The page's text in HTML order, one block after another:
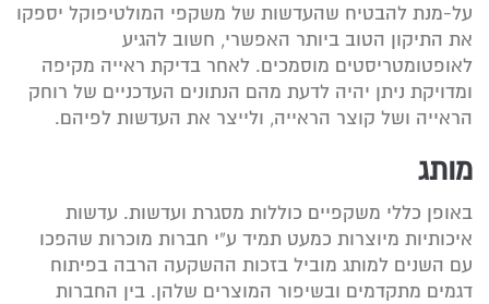
על-מנת להבטיח שהעדשות של משקפי המולטיפוקל יספקו
את התיקון הטוב ביותר האפשרי, חשוב להגיע
לאופטומטריסטים מוסמכים. לאחר בדיקת ראייה מקיפה
ומדויקת ניתן יהיה לדעת מהם הנתונים העדכניים של רוחק
הראייה ושל קוצר הראייה, ולייצר את העדשות לפיהם.
מותג
באופן כללי משקפיים כוללות מסגרת ועדשות. עדשות
איכותיות מיוצרות כמעט תמיד ע”י חברות מוכרות שהפכו
עם השנים למותג מוביל בזכות ההשקעה הרבה בפיתוח
דגמים מתקדמים ובשיפור המוצרים שלהן. בין החברות